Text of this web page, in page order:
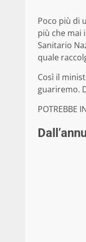
Poco più di
più che mai
Sanitario
quale
Così il
guariremo.
POTREBBE